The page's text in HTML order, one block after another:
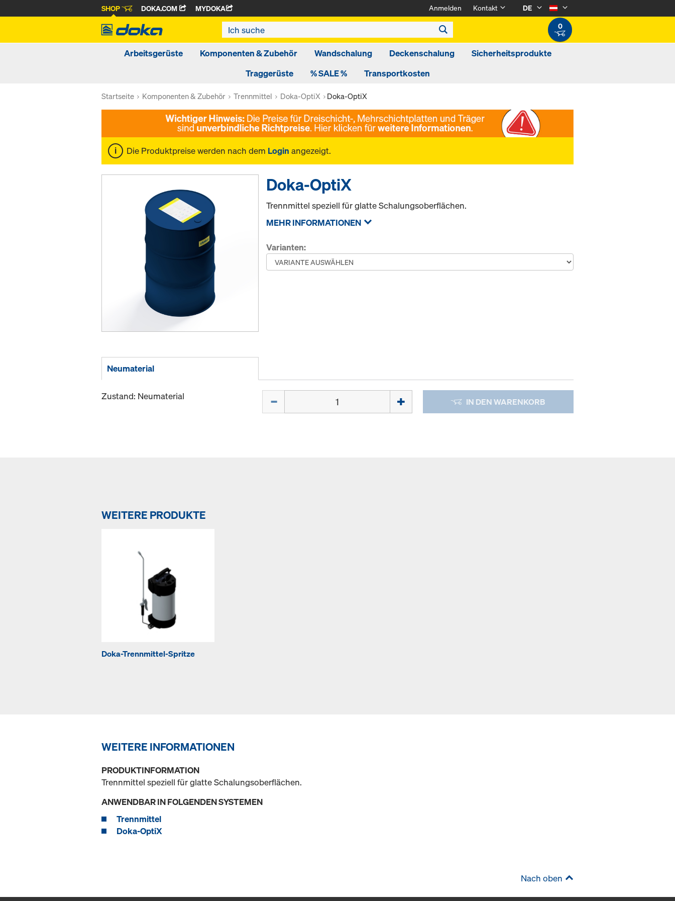
SHOP DOKA.COM MYDOKA Anmelden Kontakt
DE
0
Arbeitsgerüste Komponenten & Zubehör Wandschalung Deckenschalung
Sicherheitsprodukte
Traggerüste
% SALE % Transportkosten
Startseite Komponenten & Zubehör Trennmittel Doka-OptiX Doka-OptiX
Die Produktpreise werden nach dem Login angezeigt.
Doka-OptiX
Trennmittel speziell für glatte Schalungsoberflächen.
MEHR INFORMATIONEN
Varianten:
Neumaterial
Zustand: Neumaterial IN DEN WARENKORB
WEITERE PRODUKTE
Doka-Trennmittel-Spritze
WEITERE INFORMATIONEN
PRODUKTINFORMATION
Trennmittel speziell für glatte Schalungsoberflächen.
ANWENDBAR IN FOLGENDEN SYSTEMEN
Trennmittel
Doka-OptiX
Nach oben